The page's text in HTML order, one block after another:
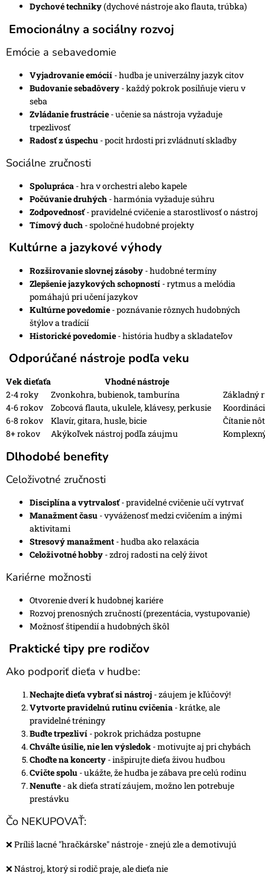
Dychové techniky(dychové nástroje ako flauta, trúbka)
Emocionálny a sociálny rozvoj
Emócie a sebavedomie
Vyjadrovanie emócií - hudba je univerzálny jazyk citov
Budovanie sebadôvery - každý pokrok posilňuje vieru v
seba
Zvládanie frustrácie - učenie sa nástroja vyžaduje
trpezlivosť
Radosť z úspechu - pocit hrdosti pri zvládnutí skladby
Sociálne zručnosti
Spolupráca - hra v orchestri alebo kapele
Počúvanie druhých - harmónia vyžaduje súhru
Zodpovednosť - pravidelné cvičenie a starostlivosť o nástroj
Tímový duch - spoločné hudobné projekty
Kultúrne a jazykové výhody
Rozširovanie slovnej zásoby - hudobné termíny
Zlepšenie jazykových schopností - rytmus a melódia
pomáhajú pri učení jazykov
Kultúrne povedomie - poznávanie rôznych hudobných
štýlov a tradícií
Historické povedomie - história hudby a skladateľov
Odporúčané nástroje podľa veku
Vek dieťaťa
Vhodné nástroje
2-4 roky
Zvonkohra,bubienok,tamburína
Základný
4-6 rokov
Zobcová flauta,ukulele,klávesy,perkusie
6-8 rokov
Klavír,gitara,husle,bicie
Čítanie
8+ rokov
Akýkoľvek nástroj podľa záujmu
Dlhodobé benefity
Celoživotné zručnosti
Disciplína a vytrvalosť - pravidelné cvičenie učí vytrvať
Manažment času - vyváženosť medzi cvičením a inými
aktivitami
Stresový manažment - hudba ako relaxácia
Celoživotné hobby - zdroj radosti na celý život
Kariérne možnosti
Otvorenie dverí k hudobnej kariére
Rozvoj prenosných zručností (prezentácia, vystupovanie)
Možnosť štipendií a hudobných škôl
Praktické tipy pre rodičov
Ako podporiť dieťa v hudbe:
Nechajte dieťa vybrať si nástroj - záujem je kľúčový!
Vytvorte pravidelnú rutinu cvičenia - krátke, ale
pravidelné tréningy
Buďte trpezliví - pokrok prichádza postupne
Chváľte úsilie, nie len výsledok - motivujte aj pri chybách
Choďte na koncerty - inšpirujte dieťa živou hudbou
Cvičte spolu - ukážte, že hudba je zábava pre celú rodinu
Nenuťte - ak dieťa stratí záujem, možno len potrebuje
prestávku
Čo NEKUPOVAŤ:
❌ Príliš lacné "hračkárske" nástroje - znejú zle a demotivujú
❌ Nástroj, ktorý si rodič praje, ale dieťa nie